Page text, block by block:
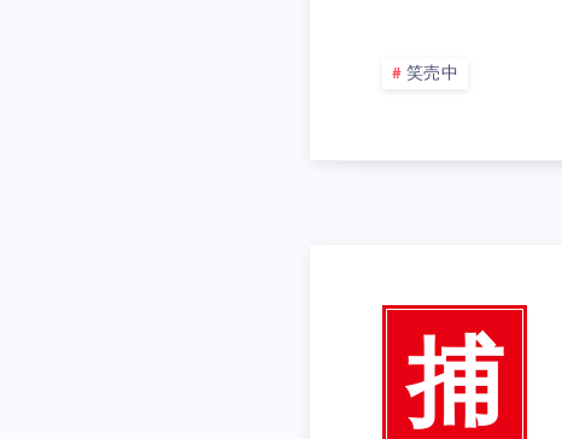
笑売中
捕